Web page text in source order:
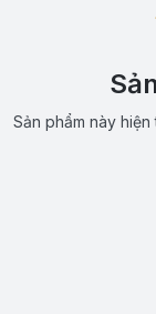
Sản phẩm này